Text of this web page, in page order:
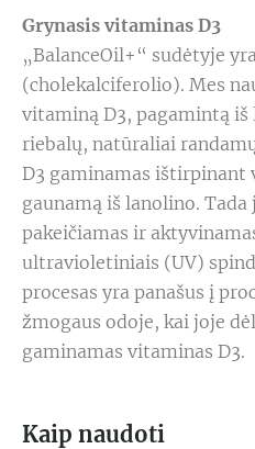
Grynasis vitaminas D3
„BalanceOil+“ sudėtyje
(cholekalciferolio). Mes
vitaminą D3, pagamintą
riebalų, natūraliai
D3 gaminamas ištirpinant
gaunamą iš lanolino. Tada
pakeičiamas ir
ultravioletiniais (UV)
procesas yra panašus į
žmogaus odoje, kai joje
gaminamas vitaminas D3.
Kaip naudoti